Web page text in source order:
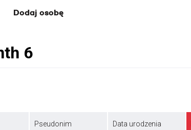
Dodaj osobę
Pseudonim Data urodzenia